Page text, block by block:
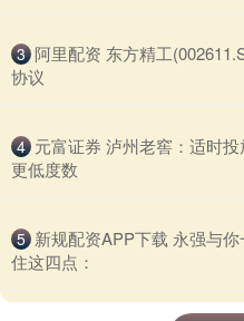
3 阿里配资 东方精工
协议
4 元富证券 泸州老窖：适时
更低度数
5 新规配资APP下载 永强与
住这四点：